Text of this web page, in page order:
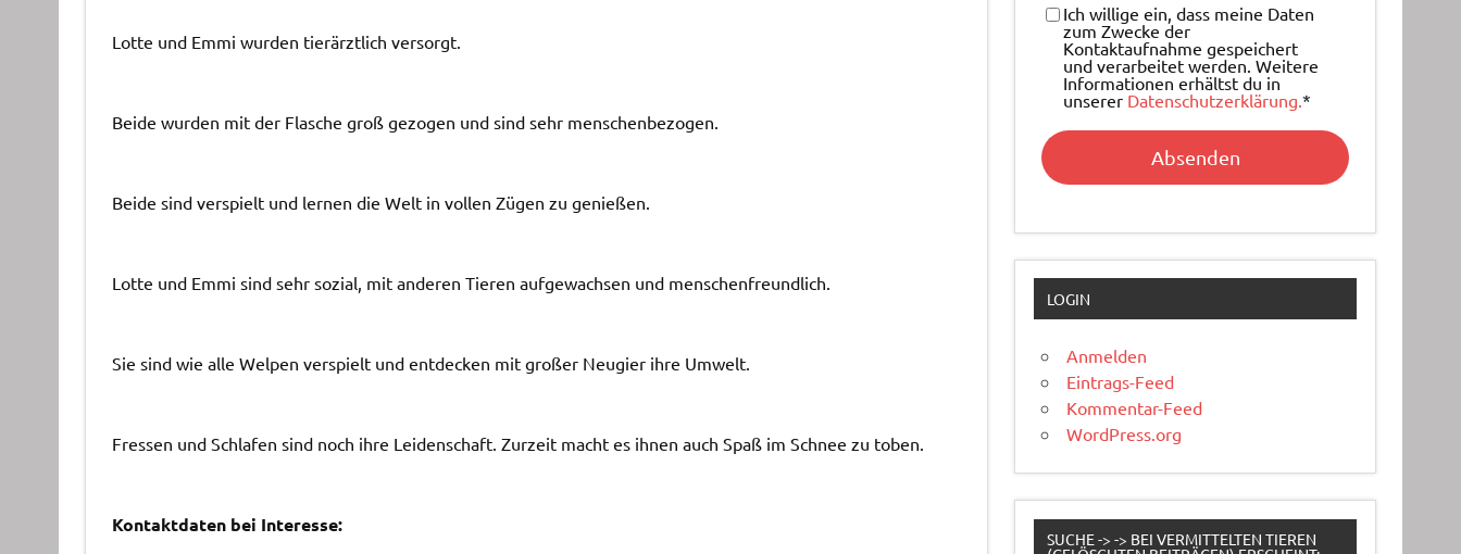
Lotte und Emmi wurden tierärztlich versorgt.
Beide wurden mit der Flasche groß gezogen und sind sehr menschenbezogen.
Beide sind verspielt und lernen die Welt in vollen Zügen zu genießen.
Lotte und Emmi sind sehr sozial, mit anderen Tieren aufgewachsen und menschenfreundlich.
Sie sind wie alle Welpen verspielt und entdecken mit großer Neugier ihre Umwelt.
Fressen und Schlafen sind noch ihre Leidenschaft. Zurzeit macht es ihnen auch Spaß im Schnee zu toben.
Kontaktdaten bei Interesse:
Ich willige ein, dass meine Daten
zum Zwecke der
Kontaktaufnahme gespeichert
und verarbeitet werden. Weitere
Informationen erhältst du in
unserer Datenschutzerklärung.*
LOGIN
Anmelden
Eintrags-Feed
Kommentar-Feed
WordPress.org
SUCHE -> -> BEI VERMITTELTEN TIEREN